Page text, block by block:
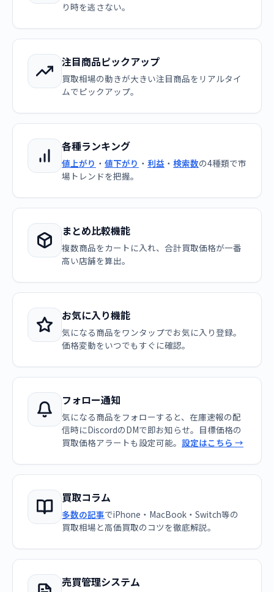
り時を逃さない。
注目商品ピックアップ
買取相場の動きが大きい注目商品をリアルタイ
ムでピックアップ。
各種ランキング
値上がり ・ 値下がり ・ 利益 ・ 検索数の4種類で市
場トレンドを把握。
まとめ比較機能
複数商品をカートに入れ、合計買取価格が一番
高い店舗を算出。
お気に入り機能
気になる商品をワンタップでお気に入り登録。
価格変動をいつでもすぐに確認。
フォロー通知
気になる商品をフォローすると、在庫速報の配
信時にDiscordのDMで即お知らせ。目標価格の
買取価格アラートも設定可能。 設定はこちら →
買取コラム
多数の記事でiPhone・MacBook・Switch等の
買取相場と高価買取のコツを徹底解説。
売買管理システム